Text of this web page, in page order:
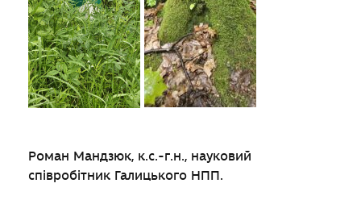
Роман Мандзюк, к.с.-г.н., науковий
співробітник Галицького НПП.